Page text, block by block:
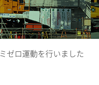
ゼロ運動を行いました